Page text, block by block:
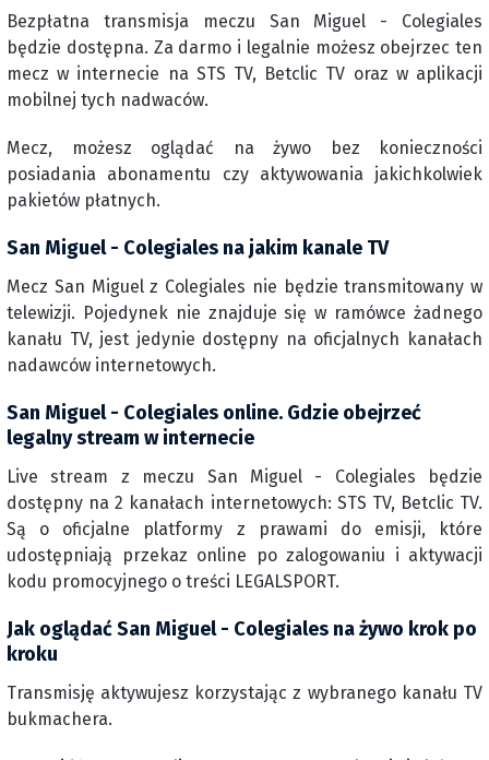
Bezpłatna transmisja meczu San Miguel - Colegiales
będzie dostępna. Za darmo i legalnie możesz obejrzec ten
mecz w internecie na STS TV, Betclic TV oraz w aplikacji
mobilnej tych nadwaców.
Mecz, możesz oglądać na żywo bez konieczności
posiadania abonamentu czy aktywowania jakichkolwiek
pakietów płatnych.
San Miguel - Colegiales na jakim kanale TV
Mecz San Miguel z Colegiales nie będzie transmitowany w
telewizji. Pojedynek nie znajduje się w ramówce żadnego
kanału TV, jest jedynie dostępny na oficjalnych kanałach
nadawców internetowych.
San Miguel - Colegiales online. Gdzie obejrzeć
legalny stream w internecie
Live stream z meczu San Miguel - Colegiales będzie
dostępny na 2 kanałach internetowych: STS TV, Betclic TV.
Są o oficjalne platformy z prawami do emisji, które
udostępniają przekaz online po zalogowaniu i aktywacji
kodu promocyjnego o treści LEGALSPORT.
Jak oglądać San Miguel - Colegiales na żywo krok po
kroku
Transmisję aktywujesz korzystając z wybranego kanału TV
bukmachera.